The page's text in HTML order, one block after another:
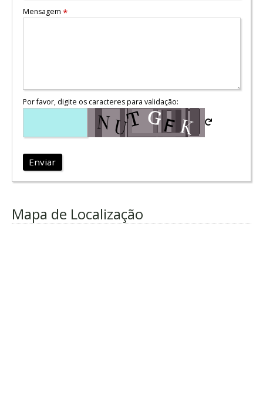
Mensagem *
Por favor, digite os caracteres para validação:
Enviar
Mapa de Localização